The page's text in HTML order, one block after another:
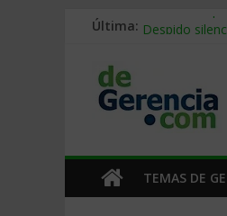
Última: Stablecoins
Trabajo
Mercado
TEMAS DE